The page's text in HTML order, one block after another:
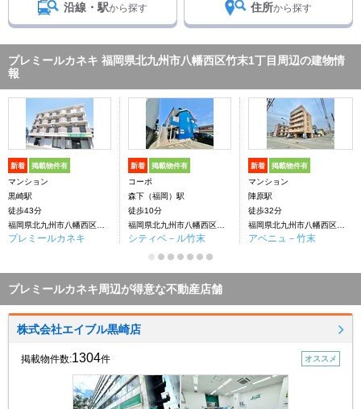
沿線・駅から探す 住所から探す
プレミールカネキ 福岡県北九州市八幡西区竹末1丁目周辺の建物情
報
新着 掲載物件有
マンション
黒崎駅
徒歩43分
プレミールカネキ
新着 掲載物件有
コーポ
森下（福岡）駅
徒歩10分
シティベ－ル竹末
新着 掲載物件有
マンション
陣原駅
徒歩32分
アベニュ－竹末
プレミールカネキ周辺が得意な不動産店舗
株式会社エイブル黒崎店
掲載物件数:1304件 オススメ